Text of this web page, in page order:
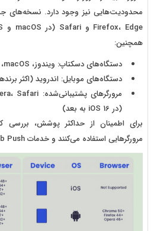
محدودیت‌هایی نیز وجود دارد. نسخه‌های
Firefox، Edge و Safari (در macOS و
همچنین:
دستگاه‌های دسکتاپ: ویندوز، macOS
دستگاه‌های موبایل: اندروید (اکثر
مرورگرهای پشتیبانی‌شده: Chrome، Firefox، Edge، Opera، Safari
(در
iOS 16 به بعد)
برای اطمینان از حداکثر پوشش، بررسی
مرورگرهایی استفاده می‌کنند و خدماتPush